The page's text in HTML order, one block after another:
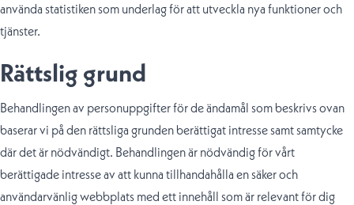
använda statistiken som underlag för att utveckla nya funktioner och
tjänster.
Rättslig grund
Behandlingen av personuppgifter för de ändamål som beskrivs ovan
baserar vi på den rättsliga grunden berättigat intresse samt samtycke
där det är nödvändigt. Behandlingen är nödvändig för vårt
berättigade intresse av att kunna tillhandahålla en säker och
användarvänlig webbplats med ett innehåll som är relevant för dig